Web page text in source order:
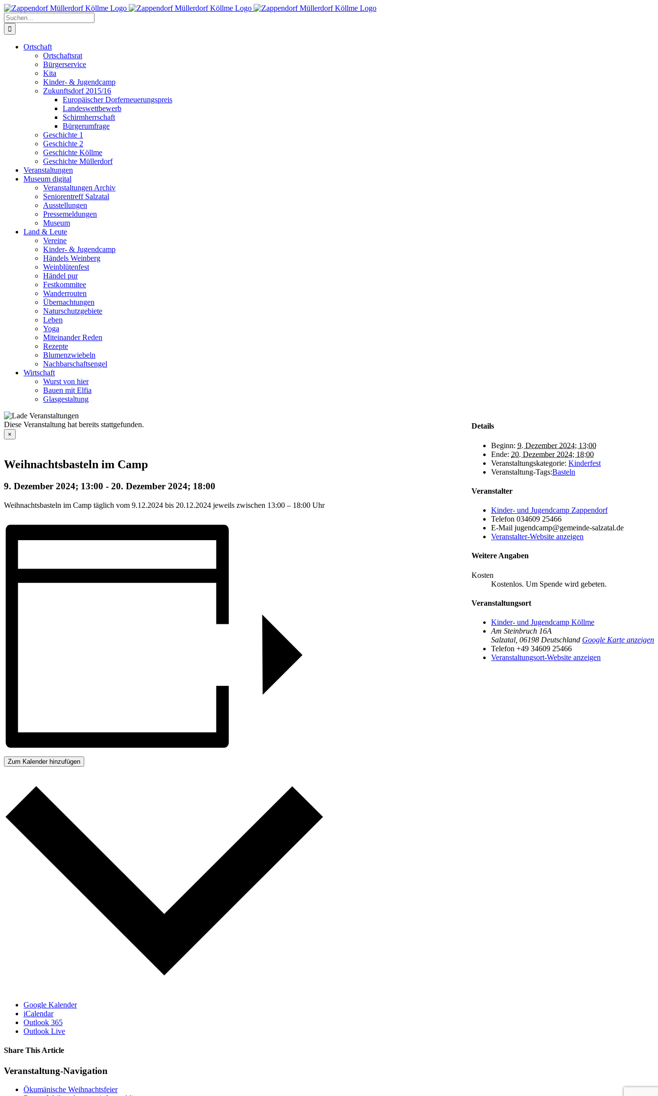
Zum
Inhalt
springen
Suche
nach:
Ortschaft
Ortschaftsrat
Bürgerservice
Kita
Kinder- & Jugendcamp
Zukunftsdorf 2015/16
Europäischer Dorferneuerungspreis
Landeswettbewerb
Schirmherrschaft
Bürgerumfrage
Geschichte 1
Geschichte 2
Geschichte Köllme
Geschichte Müllerdorf
Veranstaltungen
Museum digital
Veranstaltungen Archiv
Seniorentreff Salzatal
Ausstellungen
Pressemeldungen
Museum
Land & Leute
Vereine
Kinder- & Jugendcamp
Händels Weinberg
Weinblütenfest
Händel pur
Festkommitee
Wanderrouten
Übernachtungen
Naturschutzgebiete
Leben
Yoga
Miteinander Reden
Rezepte
Blumenzwiebeln
Nachbarschaftsengel
Wirtschaft
Wurst von hier
Bauen mit Elfia
Glasgestaltung
Diese Veranstaltung hat bereits stattgefunden.
×
Weihnachtsbasteln im Camp
9. Dezember 2024; 13:00 - 20. Dezember 2024; 18:00
Weihnachtsbasteln im Camp täglich vom 9.12.2024 bis 20.12.2024 jeweils zwischen 13:00 – 18:00 Uhr
Zum Kalender hinzufügen
Google Kalender
iCalendar
Outlook 365
Outlook Live
Share This Article
Facebook
X
LinkedIn
WhatsApp
Tumblr
Pinterest
Vk
E-
Veranstaltung-Navigation
Ökumänische Weihnachtsfeier
Details
Beginn: 9. Dezember 2024; 13:00
Ende: 20. Dezember 2024; 18:00
Veranstaltungskategorie: Kinderfest
Veranstaltung-Tags:Basteln
Veranstalter
Kinder- und Jugendcamp Zappendorf
Telefon 034609 25466
E-Mail jugendcamp@gemeinde-salzatal.de
Veranstalter-Website anzeigen
Weitere Angaben
Kosten
Kostenlos. Um Spende wird gebeten.
Veranstaltungsort
Kinder- und Jugendcamp Köllme
Am Steinbruch 16A
Salzatal 06198 Deutschland Google Karte anzeigen
Telefon +49 34609 25466
Veranstaltungsort-Website anzeigen